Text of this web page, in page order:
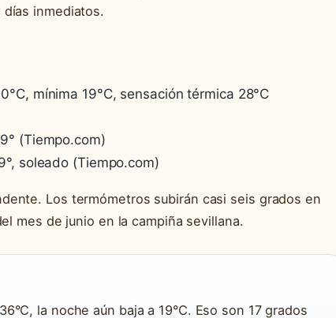
inmediatos.
mínima 19°C, sensación térmica 28°C
(Tiempo.com)
soleado (Tiempo.com)
Los termómetros subirán casi seis grados en
mes de junio en la campiña sevillana.
la noche aún baja a 19°C. Eso son 17 grados